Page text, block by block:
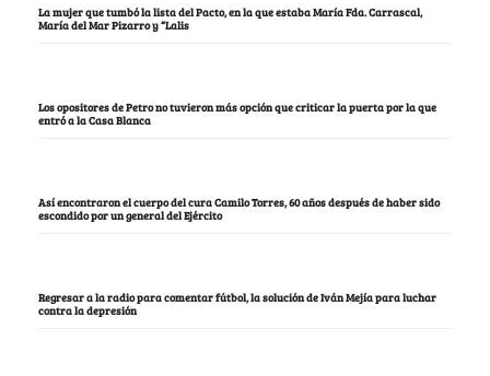
La mujer que tumbó la lista del Pacto, en la que estaba María Fda. Carrascal,
María del Mar Pizarro y “Lalis
Los opositores de Petro no tuvieron más opción que criticar la puerta por la que
entró a la Casa Blanca
Así encontraron el cuerpo del cura Camilo Torres, 60 años después de haber sido
escondido por un general del Ejército
Regresar a la radio para comentar fútbol, la solución de Iván Mejía para luchar
contra la depresión